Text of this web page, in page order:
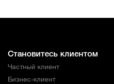
Становитесь клиентом
Частный клиент
Бизнес-клиент